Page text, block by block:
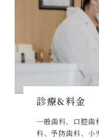
診療&料金
一般歯科、口腔歯
科、予防歯科、小